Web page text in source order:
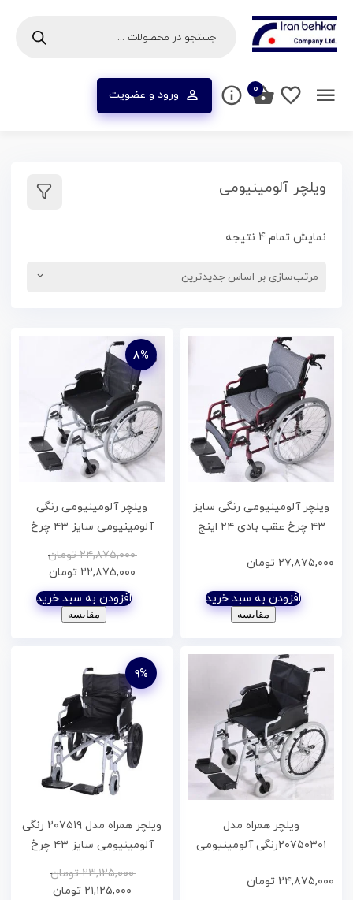
ورود و عضویت ۰
ویلچر آلومینیومی
نمایش تمام 4 نتیجه
ویلچر آلومینیومی رنگی سایز
۴۳ چرخ عقب بادی ۲۴ اینچ
۲۷,۸۷۵,۰۰۰ تومان
افزودن به سبد خرید
مقایسه
۸%
ویلچر آلومینیومی رنگی
آلومینیومی سایز ۴۳ چرخ
۲۰۷۵۰۰۰۱
۲۴,۸۷۵,۰۰۰ تومان
۲۲,۸۷۵,۰۰۰ تومان
افزودن به سبد خرید
مقایسه
ویلچر همراه مدل
۲۰۷۵۰۳۰۱رنگی آلومینیومی
اینچ جلوتوپر کد ۲۰۷۵۰۳۰۱
۲۴,۸۷۵,۰۰۰ تومان
۹%
ویلچر همراه مدل ۲۰۷۵۱۹ رنگی
آلومینیومی سایز ۴۳ چرخ
عقب ۱۶ اینچ توپر جلوتوپر کد
۲۰۷۵۱۹۲۴
۲۳,۱۲۵,۰۰۰ تومان
۲۱,۱۲۵,۰۰۰ تومان